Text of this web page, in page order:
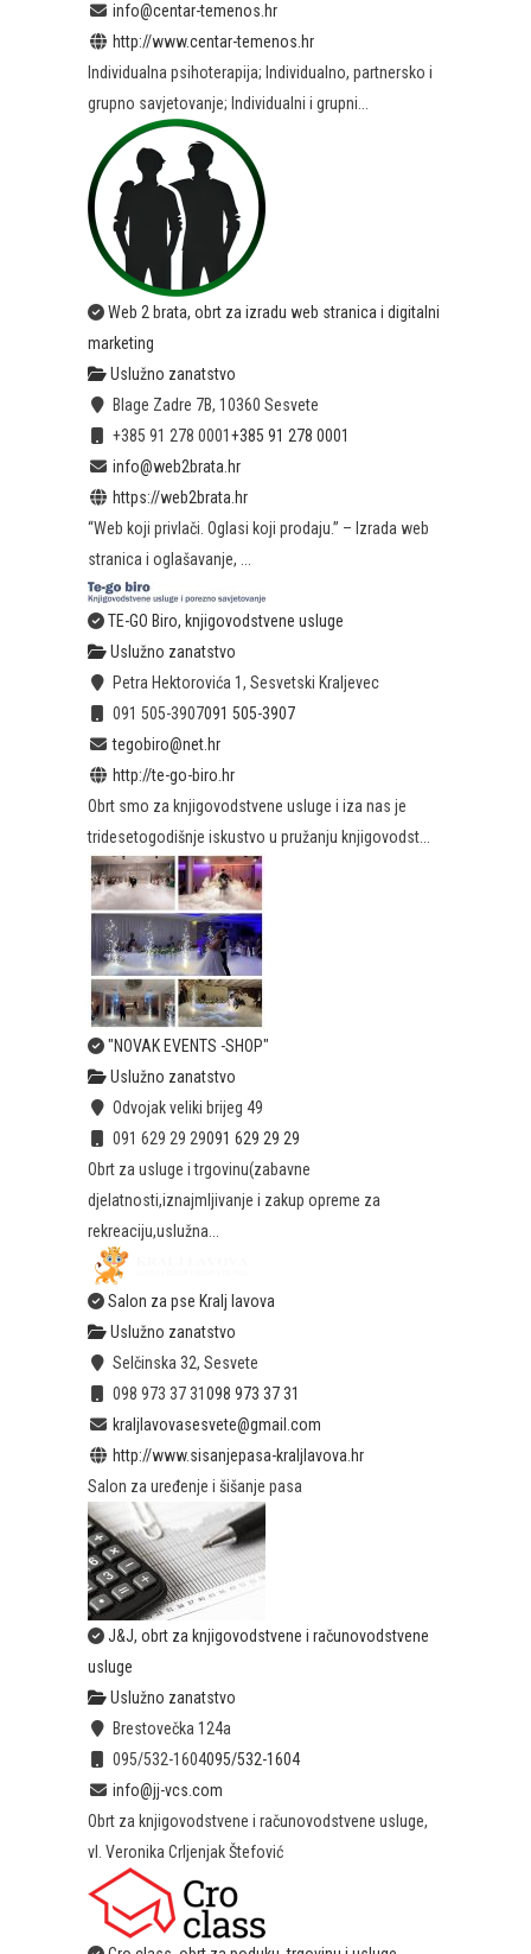
info@centar-temenos.hr
http://www.centar-temenos.hr
Individualna psihoterapija; Individualno, partnersko i
grupno savjetovanje; Individualni i grupni...
Web 2 brata, obrt za izradu web stranica i digitalni
marketing
Uslužno zanatstvo
Blage Zadre 7B, 10360 Sesvete
+385 91 278 0001+385 91 278 0001
info@web2brata.hr
https://web2brata.hr
“Web koji privlači. Oglasi koji prodaju.” – Izrada web
stranica i oglašavanje, ...
TE-GO Biro, knjigovodstvene usluge
Uslužno zanatstvo
Petra Hektorovića 1, Sesvetski Kraljevec
091 505-3907091 505-3907
tegobiro@net.hr
http://te-go-biro.hr
Obrt smo za knjigovodstvene usluge i iza nas je
tridesetogodišnje iskustvo u pružanju knjigovodst...
"NOVAK EVENTS -SHOP"
Uslužno zanatstvo
Odvojak veliki brijeg 49
091 629 29 29091 629 29 29
Obrt za usluge i trgovinu(zabavne
djelatnosti,iznajmljivanje i zakup opreme za
rekreaciju,uslužna...
Salon za pse Kralj lavova
Uslužno zanatstvo
Selčinska 32, Sesvete
098 973 37 31098 973 37 31
kraljlavovasesvete@gmail.com
http://www.sisanjepasa-kraljlavova.hr
Salon za uređenje i šišanje pasa
J&J, obrt za knjigovodstvene i računovodstvene
usluge
Uslužno zanatstvo
Brestovečka 124a
095/532-1604095/532-1604
info@jj-vcs.com
Obrt za knjigovodstvene i računovodstvene usluge,
vl. Veronika Crljenjak Štefović